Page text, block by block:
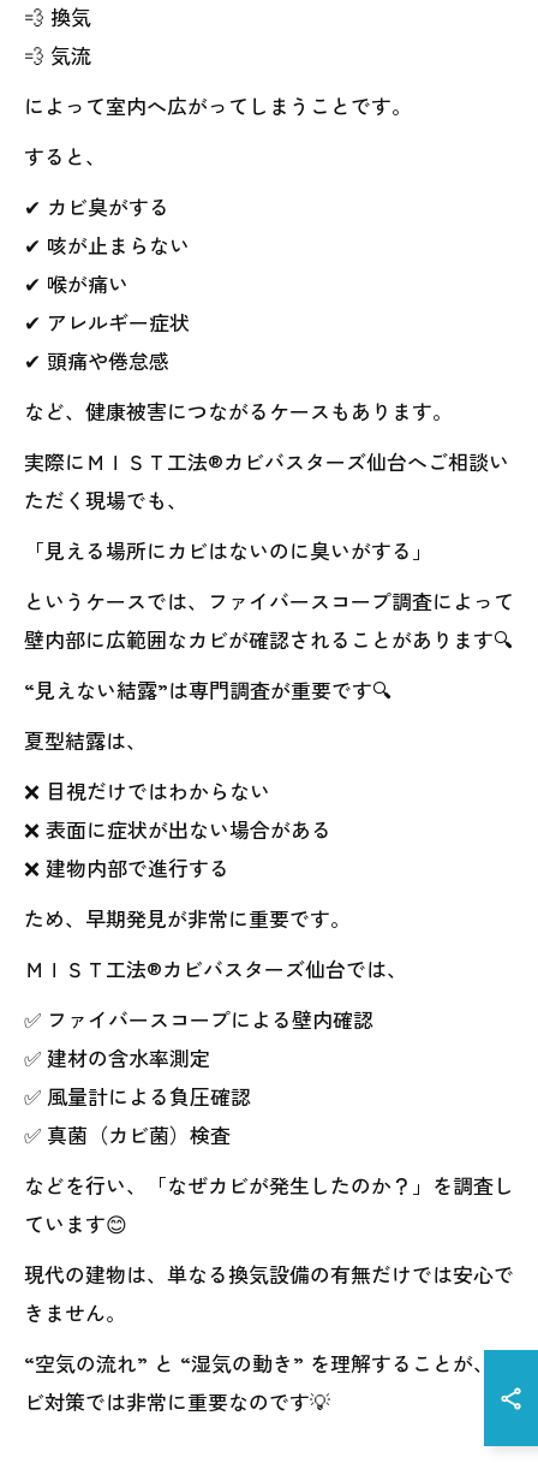
💨 換気
💨 気流
によって室内へ広がってしまうことです。
すると、
✔ カビ臭がする
✔ 咳が止まらない
✔ 喉が痛い
✔ アレルギー症状
✔ 頭痛や倦怠感
など、健康被害につながるケースもあります。
実際にＭＩＳＴ工法®カビバスターズ仙台へご相談い
ただく現場でも、
「見える場所にカビはないのに臭いがする」
というケースでは、ファイバースコープ調査によって
壁内部に広範囲なカビが確認されることがあります🔍
“見えない結露”は専門調査が重要です🔍
夏型結露は、
❌ 目視だけではわからない
❌ 表面に症状が出ない場合がある
❌ 建物内部で進行する
ため、早期発見が非常に重要です。
ＭＩＳＴ工法®カビバスターズ仙台では、
✅ ファイバースコープによる壁内確認
✅ 建材の含水率測定
✅ 風量計による負圧確認
✅ 真菌（カビ菌）検査
などを行い、「なぜカビが発生したのか？」を調査し
ています😊
現代の建物は、単なる換気設備の有無だけでは安心で
きません。
“空気の流れ” と “湿気の動き” を理解することが、カ
ビ対策では非常に重要なのです💡